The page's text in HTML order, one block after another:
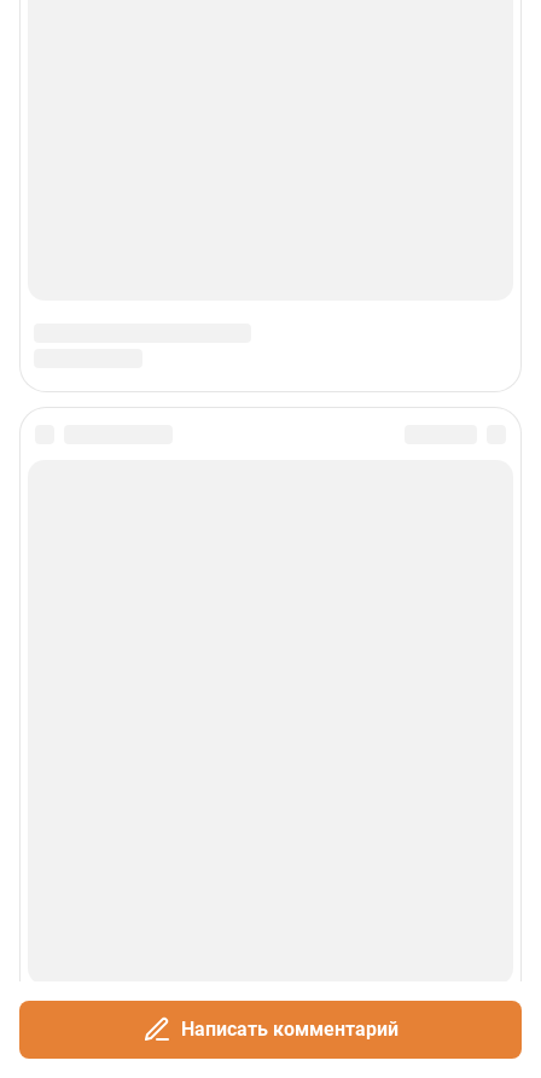
Написать комментарий